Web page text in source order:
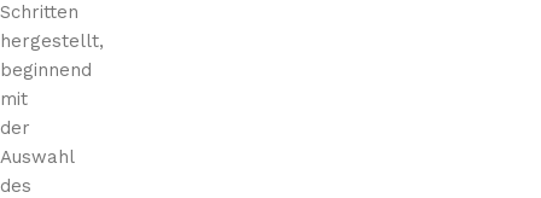
Schritten
hergestellt,
beginnend
mit
der
Auswahl
des